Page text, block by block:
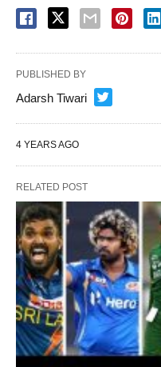
PUBLISHED BY
Adarsh Tiwari
4 YEARS AGO
RELATED POST